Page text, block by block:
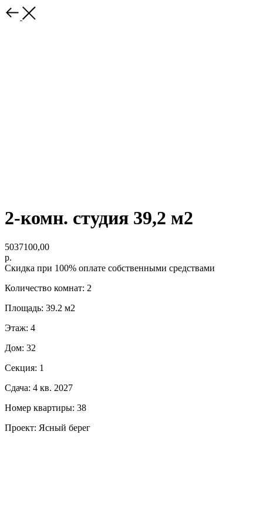
2-комн. студия 39,2 м2
5037100,00
р.
Скидка при 100% оплате собственными средствами
Количество комнат: 2
Площадь: 39.2 м2
Этаж: 4
Дом: 32
Секция: 1
Сдача: 4 кв. 2027
Номер квартиры: 38
Проект: Ясный берег